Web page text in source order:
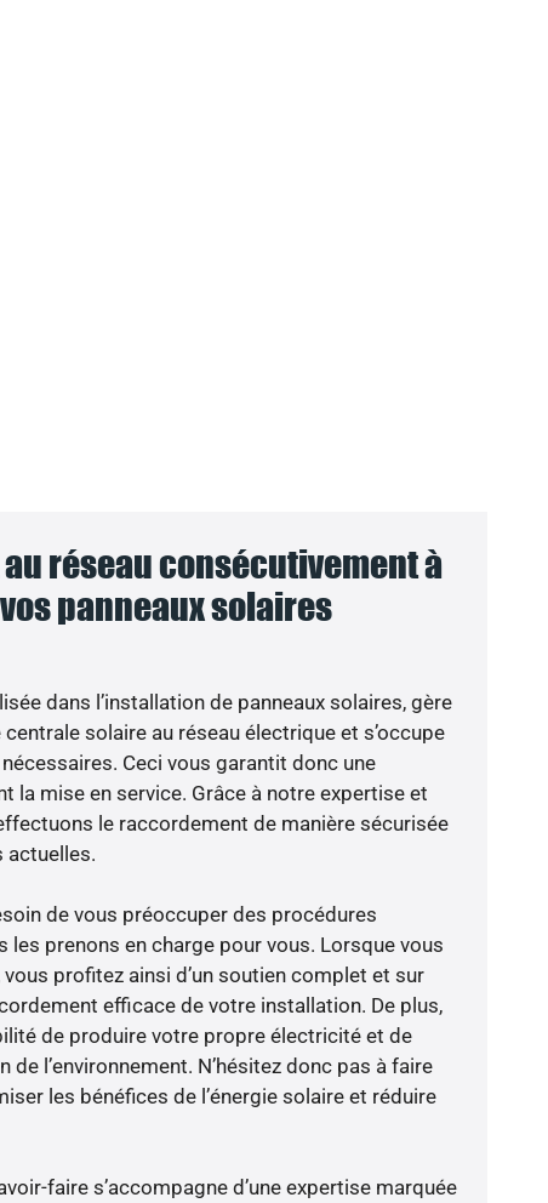
réseau consécutivement à
panneaux solaires
dans l’installation de panneaux solaires, gère
solaire au réseau électrique et s’occupe
Ceci vous garantit donc une
la mise en service. Grâce à notre expertise et
le raccordement de manière sécurisée
actuelles.
de vous préoccuper des procédures
les prenons en charge pour vous. Lorsque vous
profitez ainsi d’un soutien complet et sur
efficace de votre installation. De plus,
de produire votre propre électricité et de
l’environnement. N’hésitez donc pas à faire
les bénéfices de l’énergie solaire et réduire
faire s’accompagne d’une expertise marquée